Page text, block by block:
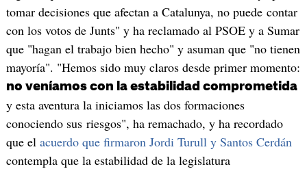
tomar decisiones que afectan a Catalunya, no puede contar
con los votos de Junts" y ha reclamado al PSOE y a Sumar
que "hagan el trabajo bien hecho" y asuman que "no tienen
mayoría". "Hemos sido muy claros desde primer momento:
no veníamos con la estabilidad comprometida
y esta aventura la iniciamos las dos formaciones
conociendo sus riesgos", ha remachado, y ha recordado
que el acuerdo que firmaron Jordi Turull y Santos Cerdán
contempla que la estabilidad de la legislatura